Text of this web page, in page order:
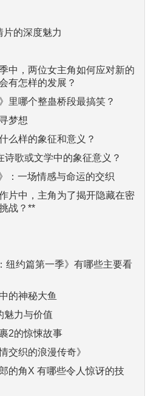
的深度魅力
中，两位女主角如何应对新的
有怎样的发展？
里哪个整蛊桥段最搞笑？
梦想
么样的象征和意义？
诗歌或文学中的象征意义？
：一场情感与命运的交织
片中，主角为了揭开隐藏在密
战？**
纽约篇第一季》有哪些主要看
的神秘大鱼
魅力与价值
2的惊悚故事
交织的浪漫传奇》
的角X 有哪些令人惊讶的技